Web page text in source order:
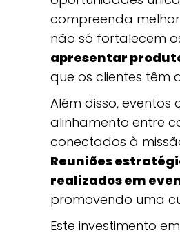
compreenda melhor
não só fortalecem
apresentar
que os clientes têm
Além disso,
alinhamento entre
conectados à
Reuniões
realizados em
promovendo uma
Este investimento